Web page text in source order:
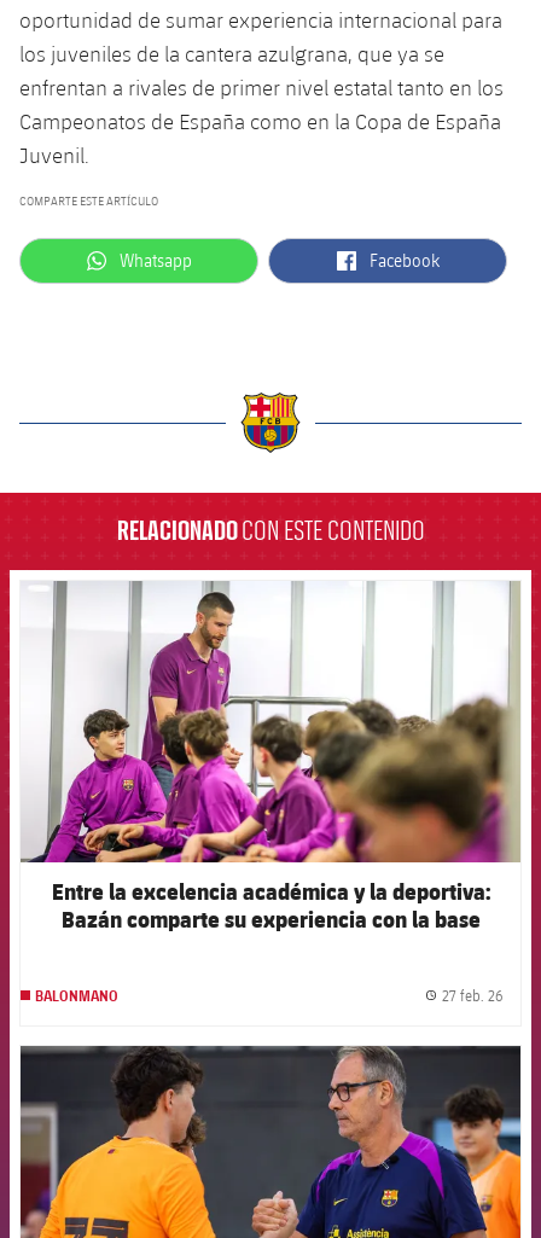
oportunidad de sumar experiencia internacional para
los juveniles de la cantera azulgrana, que ya se
enfrentan a rivales de primer nivel estatal tanto en los
Campeonatos de España como en la Copa de España
Juvenil.
COMPARTE ESTE ARTÍCULO
label.aria.whatsapp
Whatsapp label.aria.facebook
Facebook
RELACIONADOCON ESTE CONTENIDO
Entre la excelencia académica y la deportiva:
Bazán comparte su experiencia con la base
BALONMANO 27 feb. 26
FCB Barcelona badge